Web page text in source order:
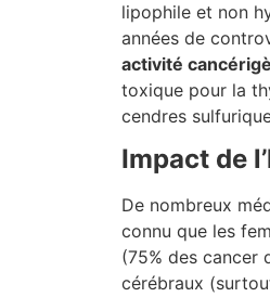
lipophile et non
années de
activité
toxique pour la
cendres
Impact de
De nombreux
connu que les
(75% des cancer
cérébraux